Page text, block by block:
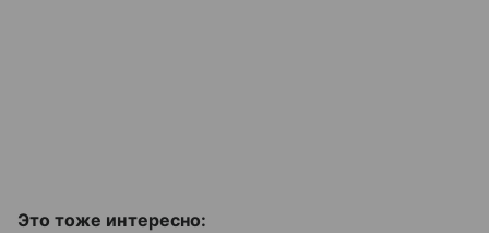
Это тоже интересно: